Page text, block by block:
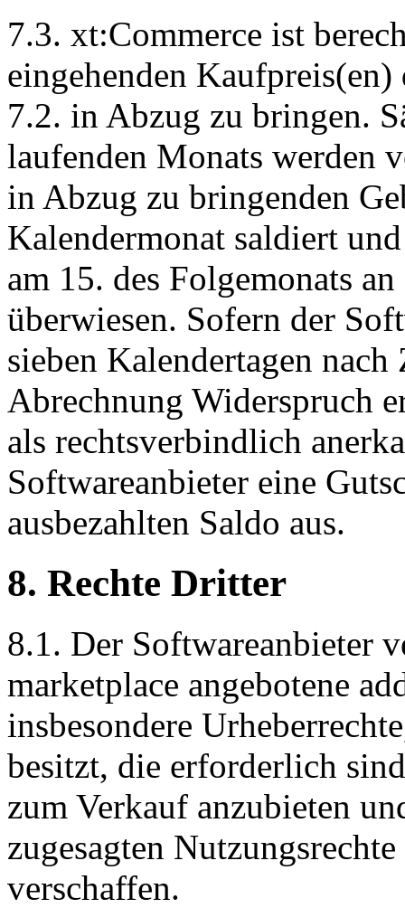
7.3. xt:Commerce ist
eingehenden
7.2. in Abzug zu bringen.
laufenden Monats werden
in Abzug zu bringenden
Kalendermonat saldiert
am 15. des Folgemonats
überwiesen. Sofern der
sieben Kalendertagen
Abrechnung Widerspruch
als rechtsverbindlich
Softwareanbieter eine
ausbezahlten Saldo aus.
8. Rechte Dritter
8.1. Der Softwareanbieter
marketplace angebotene
insbesondere
besitzt, die erforderlich
zum Verkauf anzubieten
zugesagten
verschaffen.